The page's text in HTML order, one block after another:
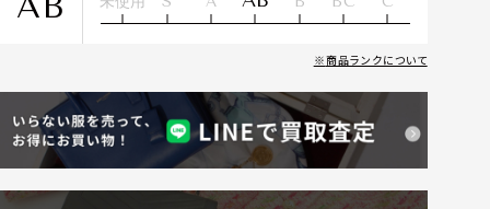
商品ランクについて